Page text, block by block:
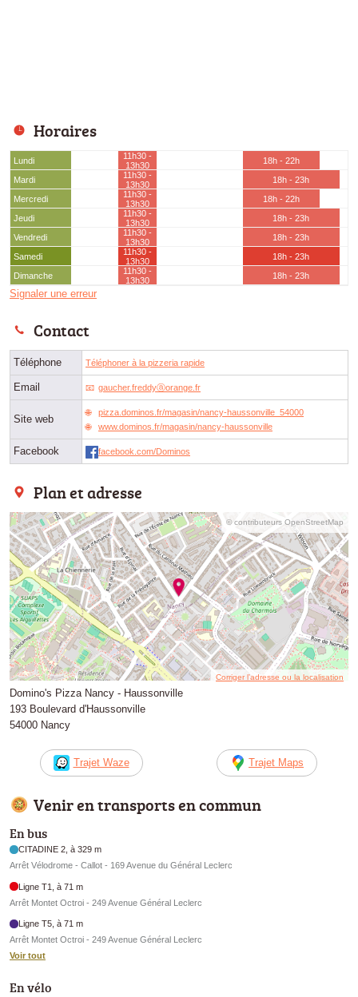
Horaires
Lundi
11h30 -
13h30
18h - 22h
Mardi
11h30 -
13h30
18h - 23h
Mercredi
11h30 -
13h30
18h - 22h
Jeudi
11h30 -
13h30
18h - 23h
Vendredi
11h30 -
13h30
18h - 23h
Samedi
11h30 -
13h30
18h - 23h
Dimanche
11h30 -
13h30
18h - 23h
Signaler une erreur
Contact
Téléphone Téléphoner à la pizzeria rapide
Email gaucher.freddyⓐorange.fr
Site web
pizza.dominos.fr/magasin/nancy-haussonville_54000
www.dominos.fr/magasin/nancy-haussonville
Facebook facebook.com/Dominos
Plan et adresse
© contributeurs OpenStreetMap
Corriger l’adresse ou la localisation
Domino's Pizza Nancy - Haussonville
193 Boulevard d'Haussonville
54000 Nancy
Trajet Waze Trajet Maps
Venir en transports en commun
En bus
CITADINE 2, à 329 m
Arrêt Vélodrome - Callot - 169 Avenue du Général Leclerc
Ligne T1, à 71 m
Arrêt Montet Octroi - 249 Avenue Général Leclerc
Ligne T5, à 71 m
Arrêt Montet Octroi - 249 Avenue Général Leclerc
Voir tout
En vélo